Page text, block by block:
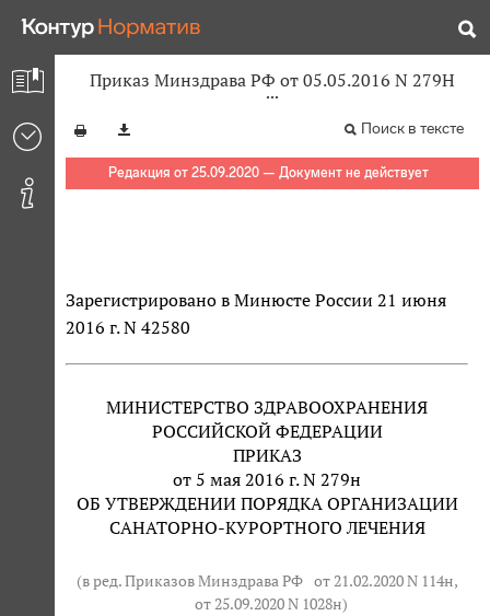
Приказ Минздрава РФ от 05.05.2016 N 279Н
Поиск в тексте
Редакция от 25.09.2020 — Документ не действует
Зарегистрировано в Минюсте России 21 июня
2016 г. N 42580
МИНИСТЕРСТВО ЗДРАВООХРАНЕНИЯ
РОССИЙСКОЙ ФЕДЕРАЦИИ
ПРИКАЗ
от 5 мая 2016 г. N 279н
ОБ УТВЕРЖДЕНИИ ПОРЯДКА ОРГАНИЗАЦИИ
САНАТОРНО-КУРОРТНОГО ЛЕЧЕНИЯ
(в ред. Приказов Минздрава РФ от 21.02.2020 N 114н,
от 25.09.2020 N 1028н)